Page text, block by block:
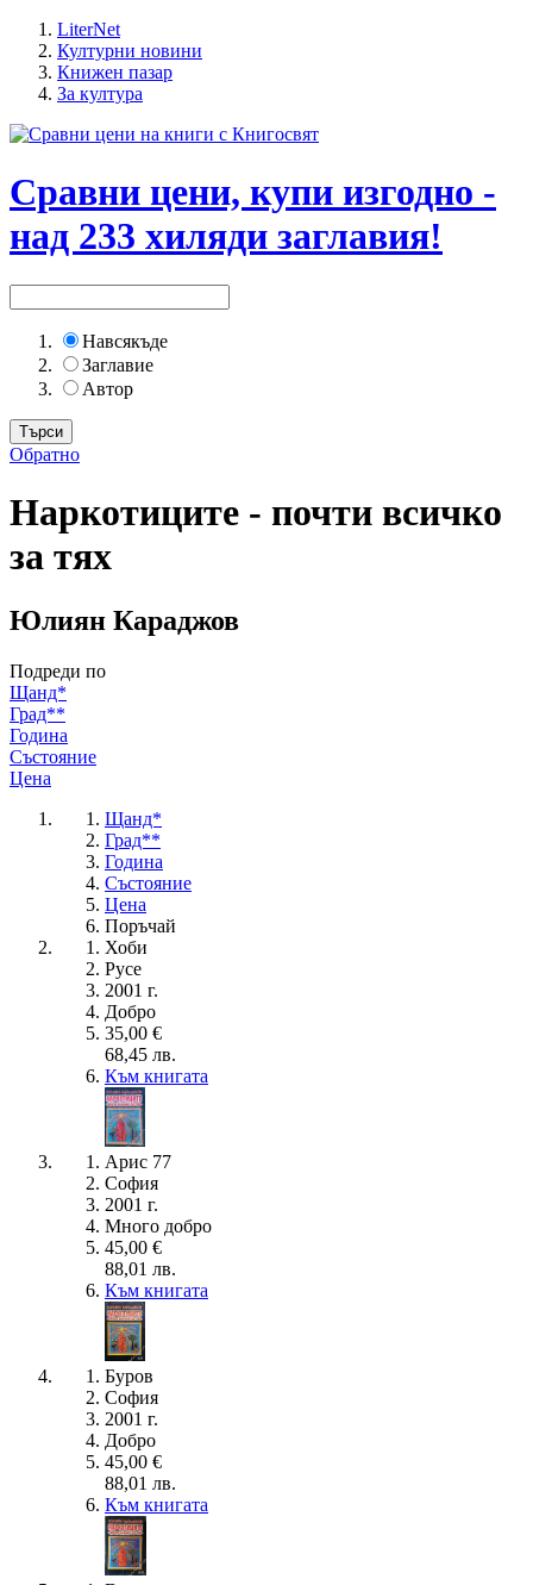
LiterNet
Културни новини
Книжен пазар
За култура
Сравни цени, купи изгодно -
над 233 хиляди заглавия!
Навсякъде
Заглавие
Автор
Обратно
Наркотиците - почти всичко
за тях
Юлиян Караджов
Подреди по
Щанд*
Град**
Година
Състояние
Цена
Щанд*
Град**
Година
Състояние
Цена
Поръчай
Хоби
Русе
2001 г.
Добро
35,00 €
68,45 лв.
Към книгата
Арис 77
София
2001 г.
Много добро
45,00 €
88,01 лв.
Към книгата
Буров
София
2001 г.
Добро
45,00 €
88,01 лв.
Към книгата